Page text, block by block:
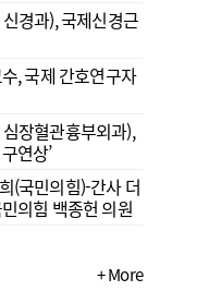
경과), 국제신경근
, 국제 간호연구자
장혈관흉부외과),
연상’
(국민의힘)-간사 더
의힘 백종헌 의원
+ More